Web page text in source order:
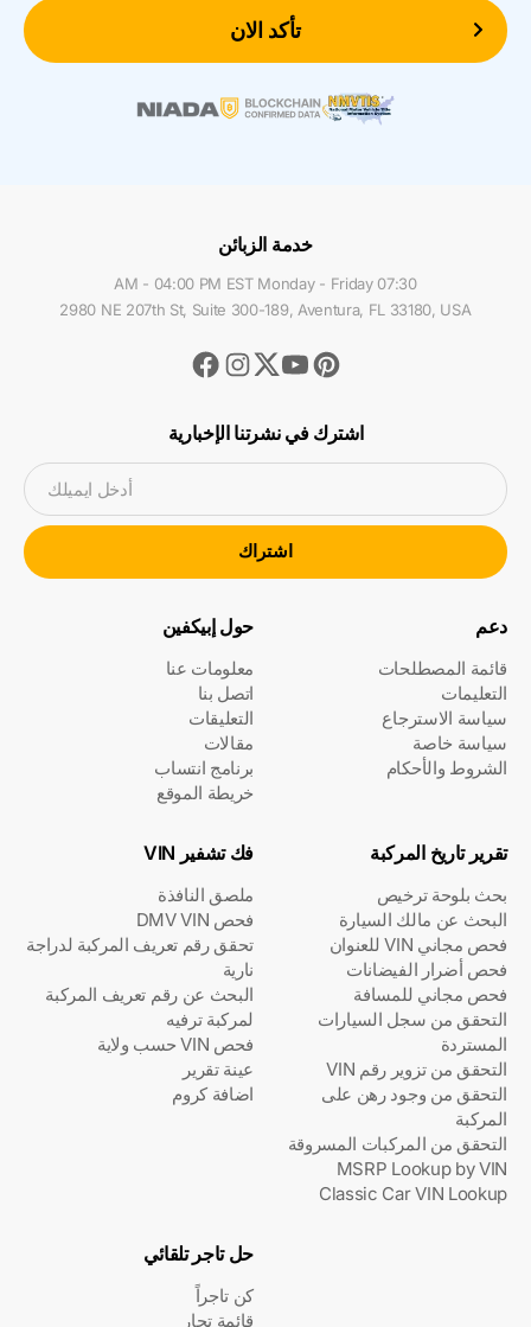
تأكد الان
خدمة الزبائن
07:30 AM - 04:00 PM EST Monday - Friday
2980 NE 207th St, Suite 300-189, Aventura, FL 33180, USA
Facebook
Instagram
TwitterYoutubePinterest
اشترك في نشرتنا الإخبارية
أدخل ايميلك
اشتراك
حول إبيكفين
معلومات عنا
اتصل بنا
التعليقات
مقالات
برنامج انتساب
خريطة الموقع
دعم
قائمة المصطلحات
التعليمات
سياسة الاسترجاع
سياسة خاصة
الشروط والأحكام
فك تشفير VIN
ملصق النافذة
فحص DMV VIN
تحقق رقم تعريف المركبة لدراجة
نارية
البحث عن رقم تعريف المركبة
لمركبة ترفيه
فحص VIN حسب ولاية
عينة تقرير
اضافة كروم
تقرير تاريخ المركبة
بحث بلوحة ترخيص
البحث عن مالك السيارة
فحص مجاني VIN للعنوان
فحص أضرار الفيضانات
فحص مجاني للمسافة
التحقق من سجل السيارات
المستردة
التحقق من تزوير رقم VIN
التحقق من وجود رهن على
المركبة
التحقق من المركبات المسروقة
MSRP Lookup by VIN
Classic Car VIN Lookup
حل تاجر تلقائي
كن تاجراً
قائمة تجار